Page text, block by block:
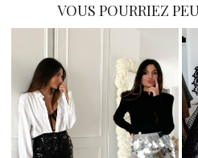
VOUS POURRIEZ